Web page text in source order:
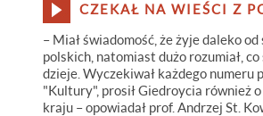
CZEKAŁ NA WIEŚCI Z
– Miał świadomość, że żyje daleko od
polskich, natomiast dużo rozumiał,
dzieje. Wyczekiwał każdego numeru
"Kultury", prosił Giedroycia również
kraju – opowiadał prof. Andrzej St.